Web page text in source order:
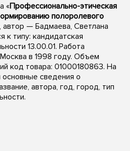
«Профессионально-этическая
полоролевого
автор — Бадмаева, Светлана
к типу: кандидатская
13.00.01. Работа
в 1998 году. Объем
код товара: 01000180863. На
сведения о
автора, год, город, тип